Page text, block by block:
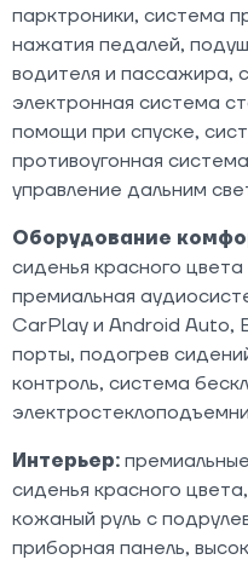
парктроники, система
нажатия педалей,
водителя и пассажира,
электронная система
помощи при спуске,
противоугонная
управление дальним
Оборудование
сиденья красного
премиальная
CarPlay и Android Auto,
порты, подогрев
контроль, система
Интерьер:
сиденья красного
кожаный руль с
приборная панель,